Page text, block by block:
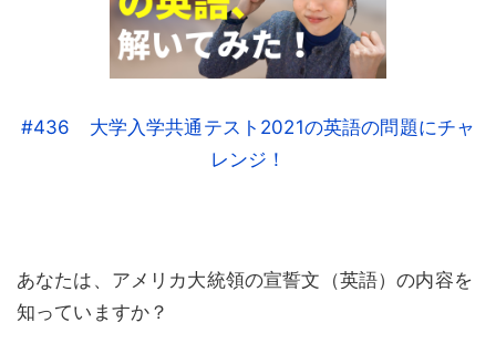
#436 大学入学共通テスト2021の英語の問題にチャ
レンジ！
あなたは、アメリカ大統領の宣誓文（英語）の内容を
知っていますか？